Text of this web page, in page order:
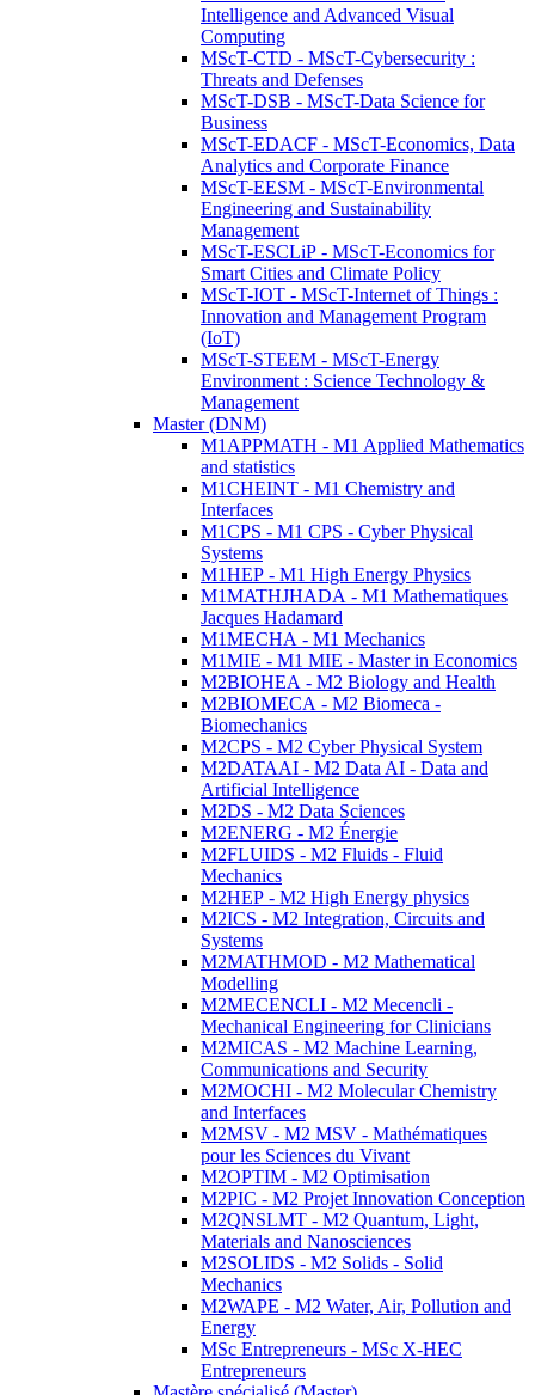
Intelligence and Advanced Visual
Computing
MScT-CTD - MScT-Cybersecurity :
Threats and Defenses
MScT-DSB - MScT-Data Science for
Business
MScT-EDACF - MScT-Economics, Data
Analytics and Corporate Finance
MScT-EESM - MScT-Environmental
Engineering and Sustainability
Management
MScT-ESCLiP - MScT-Economics for
Smart Cities and Climate Policy
MScT-IOT - MScT-Internet of Things :
Innovation and Management Program
(IoT)
MScT-STEEM - MScT-Energy
Environment : Science Technology &
Management
Master (DNM)
M1APPMATH - M1 Applied Mathematics
and statistics
M1CHEINT - M1 Chemistry and
Interfaces
M1CPS - M1 CPS - Cyber Physical
Systems
M1HEP - M1 High Energy Physics
M1MATHJHADA - M1 Mathematiques
Jacques Hadamard
M1MECHA - M1 Mechanics
M1MIE - M1 MIE - Master in Economics
M2BIOHEA - M2 Biology and Health
M2BIOMECA - M2 Biomeca -
Biomechanics
M2CPS - M2 Cyber Physical System
M2DATAAI - M2 Data AI - Data and
Artificial Intelligence
M2DS - M2 Data Sciences
M2ENERG - M2 Énergie
M2FLUIDS - M2 Fluids - Fluid
Mechanics
M2HEP - M2 High Energy physics
M2ICS - M2 Integration, Circuits and
Systems
M2MATHMOD - M2 Mathematical
Modelling
M2MECENCLI - M2 Mecencli -
Mechanical Engineering for Clinicians
M2MICAS - M2 Machine Learning,
Communications and Security
M2MOCHI - M2 Molecular Chemistry
and Interfaces
M2MSV - M2 MSV - Mathématiques
pour les Sciences du Vivant
M2OPTIM - M2 Optimisation
M2PIC - M2 Projet Innovation Conception
M2QNSLMT - M2 Quantum, Light,
Materials and Nanosciences
M2SOLIDS - M2 Solids - Solid
Mechanics
M2WAPE - M2 Water, Air, Pollution and
Energy
MSc Entrepreneurs - MSc X-HEC
Entrepreneurs